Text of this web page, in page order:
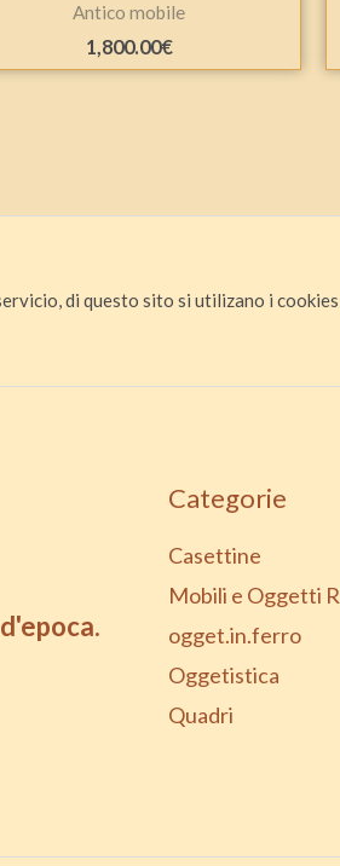
Antico mobile
1,800.00€
di questo sito si utilizano i
Categorie
Casettine
Mobili e Oggetti
ogget.in.ferro
Oggetistica
Quadri